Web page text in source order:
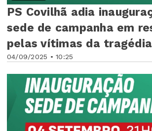
04/09/2025 • 10:25
PS Covilhã adia
sede de campanha em
pelas vítimas da